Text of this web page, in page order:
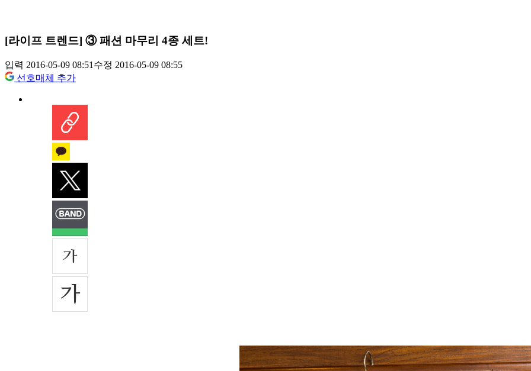
[라이프 트렌드] ③ 패션 마무리 4종 세트!
입력 2016-05-09 08:51수정 2016-05-09 08:55
선호매체 추가